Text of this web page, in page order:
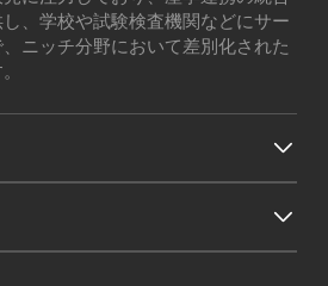
、学校や試験検査機関などにサー
ニッチ分野において差別化された